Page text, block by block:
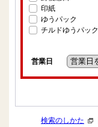
印紙
ゆうパック
チルドゆうパック
営業日
検索のしかた